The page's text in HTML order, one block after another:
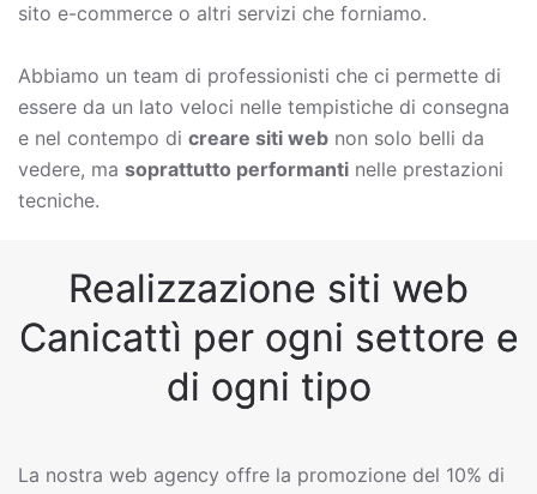
sito e-commerce o altri servizi che forniamo.
Abbiamo un team di professionisti che ci permette di
essere da un lato veloci nelle tempistiche di consegna
e nel contempo di creare siti web non solo belli da
vedere, ma soprattutto performanti nelle prestazioni
tecniche.
Realizzazione siti web
Canicattì per ogni settore e
di ogni tipo
La nostra web agency offre la promozione del 10% di